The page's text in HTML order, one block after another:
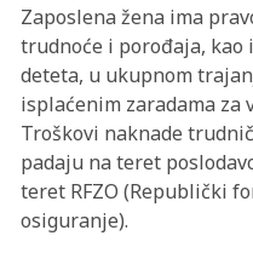
Zaposlena žena ima
trudnoće i porođaja, kao
deteta, u ukupnom
isplaćenim zaradama za
Troškovi naknade
padaju na teret
teret RFZO (Republički
osiguranje).